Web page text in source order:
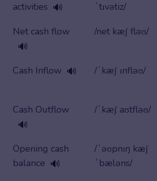
activities 🔊
ˈtɪvətiz/
Net cash flow
🔊
/net kæʃ fləʊ/
Cash Inflow 🔊 /ˈkæʃ ɪnfləʊ/
Cash Outflow
🔊
/ˈkæʃ aʊtfləʊ/
Opening cash
balance 🔊
/ˈəʊpnɪŋ kæʃ
ˈbæləns/